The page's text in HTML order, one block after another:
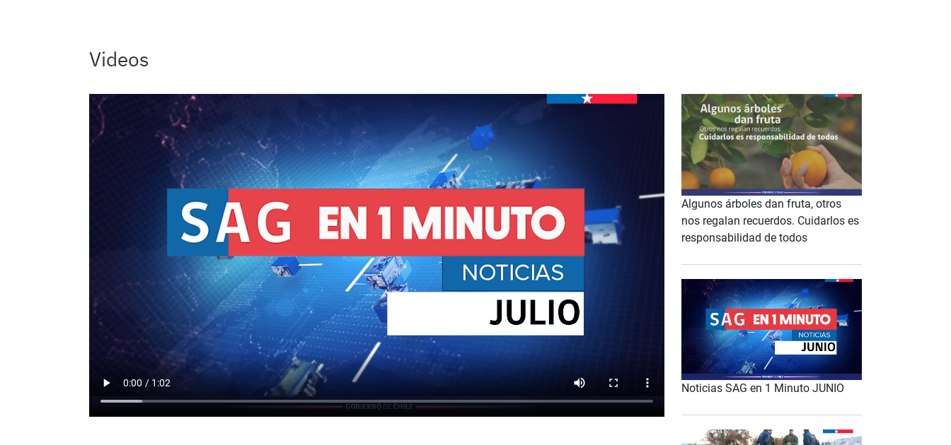
Videos
Video file
Algunos árboles dan fruta, otros
nos regalan recuerdos. Cuidarlos es
responsabilidad de todos
Noticias SAG en 1 Minuto JUNIO